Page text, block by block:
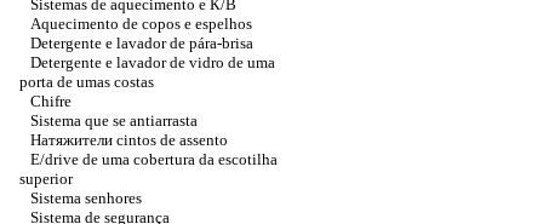
Sistemas de aquecimento e К/В
Aquecimento de copos e espelhos
Detergente e lavador de pára-brisa
Detergente e lavador de vidro de uma
porta de umas costas
Chifre
Sistema que se antiarrasta
Натяжители cintos de assento
E/drive de uma cobertura da escotilha
superior
Sistema senhores
Sistema de segurança